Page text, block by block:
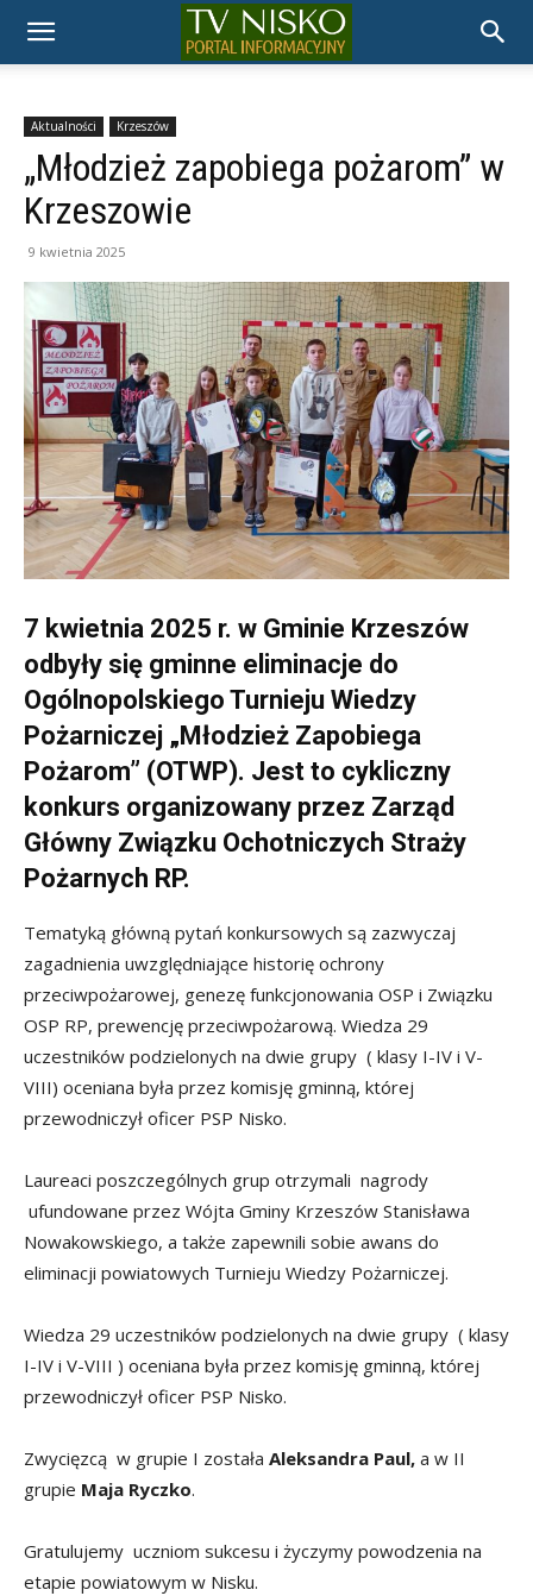
TELEWIZJA
NISKO
Aktualności Krzeszów
„Młodzież zapobiega pożarom” w
Krzeszowie
9 kwietnia 2025
7 kwietnia 2025 r. w Gminie Krzeszów
odbyły się gminne eliminacje do
Ogólnopolskiego Turnieju Wiedzy
Pożarniczej „Młodzież Zapobiega
Pożarom” (OTWP). Jest to cykliczny
konkurs organizowany przez Zarząd
Główny Związku Ochotniczych Straży
Pożarnych RP.
Tematyką główną pytań konkursowych są zazwyczaj
zagadnienia uwzględniające historię ochrony
przeciwpożarowej, genezę funkcjonowania OSP i Związku
OSP RP, prewencję przeciwpożarową. Wiedza 29
uczestników podzielonych na dwie grupy ( klasy I-IV i V-
VIII) oceniana była przez komisję gminną, której
przewodniczył oficer PSP Nisko.
Laureaci poszczególnych grup otrzymali nagrody
ufundowane przez Wójta Gminy Krzeszów Stanisława
Nowakowskiego, a także zapewnili sobie awans do
eliminacji powiatowych Turnieju Wiedzy Pożarniczej.
Wiedza 29 uczestników podzielonych na dwie grupy ( klasy
I-IV i V-VIII ) oceniana była przez komisję gminną, której
przewodniczył oficer PSP Nisko.
Zwycięzcą w grupie I została Aleksandra Paul, a w II
grupie Maja Ryczko.
Gratulujemy uczniom sukcesu i życzymy powodzenia na
etapie powiatowym w Nisku.